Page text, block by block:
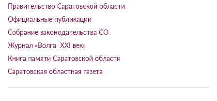
Правительство Саратовской области
Официальные публикации
Собрание законодательства СО
Журнал «Волга XXI век»
Книга памяти Саратовской области
Саратовская областная газета